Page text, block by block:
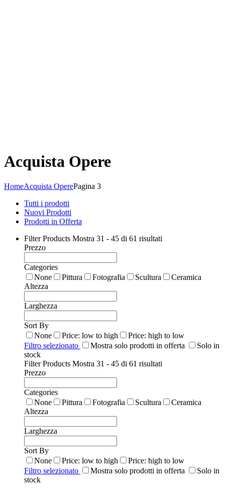
Acquista Opere
HomeAcquista OperePagina 3
Tutti i prodotti
Nuovi Prodotti
Prodotti in Offerta
Filter Products Mostra 31 - 45 di 61 risultati
Prezzo
Categories
None
Pittura Fotografia Scultura
Ceramica
Altezza
Larghezza
Sort By
None
Price: low to high
Price: high to low
Filtro selezionato
Mostra solo prodotti in offerta
Solo in
stock
Filter Products Mostra 31 - 45 di 61 risultati
Prezzo
Categories
None
Pittura Fotografia Scultura
Ceramica
Altezza
Larghezza
Sort By
None
Price: low to high
Price: high to low
Filtro selezionato
Mostra solo prodotti in offerta
Solo in
stock